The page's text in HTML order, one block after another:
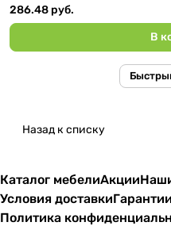
286.48 руб.
В
Назад к списку
Каталог мебелиАкции
Условия доставки
Политика